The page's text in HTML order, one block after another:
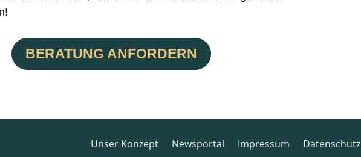
BERATUNG ANFORDERN
Unser Konzept Newsportal Impressum Datenschutz